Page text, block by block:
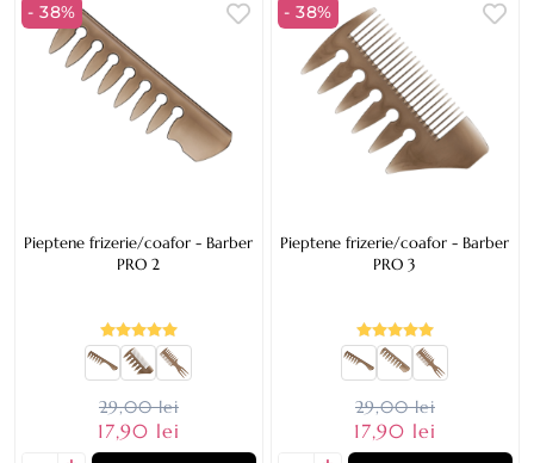
- 38%
Pieptene frizerie/coafor - Barber
PRO 2
29,00 lei
17,90 lei
- 38%
Pieptene frizerie/coafor - Barber
PRO 3
29,00 lei
17,90 lei